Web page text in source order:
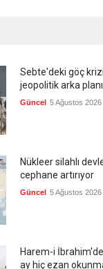
Sebte'deki göç
jeopolitik arka planı
Güncel 5 Ağustos 2026
Nükleer silahlı
cephane artırıyor
Güncel 5 Ağustos 2026
Harem-i
ay hiç ezan